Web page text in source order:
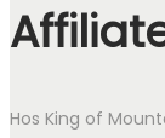
Hos King of